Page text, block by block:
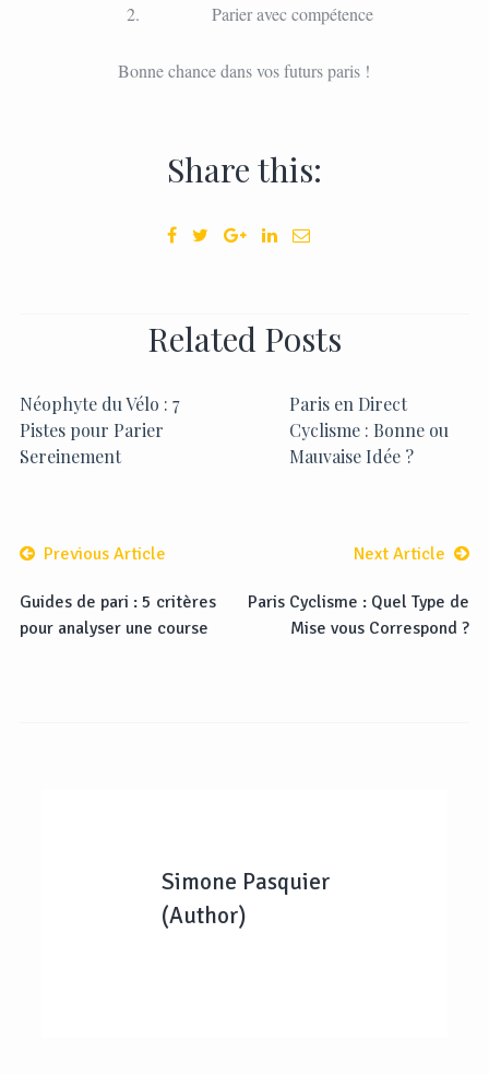
Parier avec compétence
Bonne chance dans vos futurs paris !
Share this:
Related Posts
Néophyte du Vélo : 7
Pistes pour Parier
Sereinement
Paris en Direct
Cyclisme : Bonne ou
Mauvaise Idée ?
Previous Article
Guides de pari : 5 critères
pour analyser une course
Next Article
Paris Cyclisme : Quel Type de
Mise vous Correspond ?
Simone Pasquier
(Author)